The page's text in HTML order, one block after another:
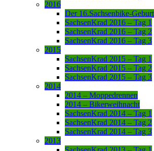
2016
Der 16.Sachsenbike-
SachsenKrad 2016 – Tag 1
SachsenKrad 2016 – Tag 2
SachsenKrad 2016 – Tag 3
2015
SachsenKrad 2015 – Tag 1
SachsenKrad 2015 – Tag 2
SachsenKrad 2015 – Tag 3
2014
2014 – Moppedrennen
2014 – Bikerweihnacht
SachsenKrad 2014 – Tag 1
SachsenKrad 2014 – Tag 2
SachsenKrad 2014 – Tag 3
2013